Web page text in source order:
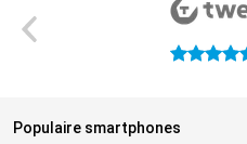
4.5 sterren
Populaire smartphones